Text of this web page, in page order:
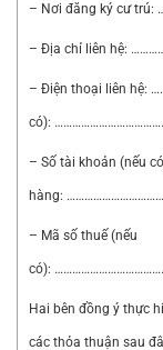
– Nơi đăng ký cư
– Địa chỉ liên hệ:
– Điện thoại liên hệ:
có):
– Số tài khoản (nếu
hàng:
– Mã số thuế (nếu
có):
Hai bên đồng ý thực
các thỏa thuận sau